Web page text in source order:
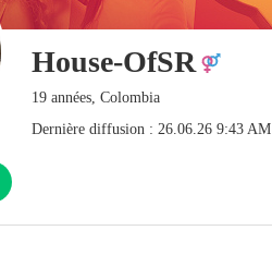
House-OfSR
19 années, Colombia
Dernière diffusion : 26.06.26 9:43 AM